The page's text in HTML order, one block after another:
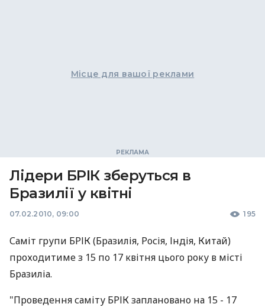
Місце для вашої реклами
Лідери БРІК зберуться в
Бразилії у квітні
07.02.2010, 09:00 195
Саміт групи БРІК (Бразилія, Росія, Індія, Китай)
проходитиме з 15 по 17 квітня цього року в місті
Бразиліа.
"Проведення саміту БРІК заплановано на 15 - 17